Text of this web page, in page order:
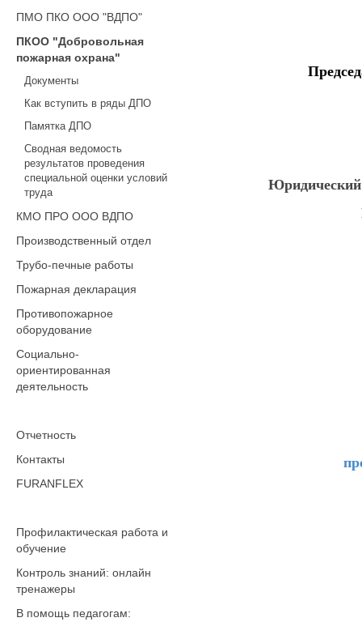
ПМО ПКО ООО "ВДПО"
ПКОО "Добровольная
пожарная охрана"
Документы
Как вступить в ряды ДПО
Памятка ДПО
Сводная ведомость
результатов проведения
специальной оценки условий
труда
КМО ПРО ООО ВДПО
Производственный отдел
Трубо-печные работы
Пожарная декларация
Противопожарное
оборудование
Социально-
ориентированная
деятельность
Отчетность
Контакты
FURANFLEX
Профилактическая работа и
обучение
Контроль знаний: онлайн
тренажеры
В помощь педагогам: